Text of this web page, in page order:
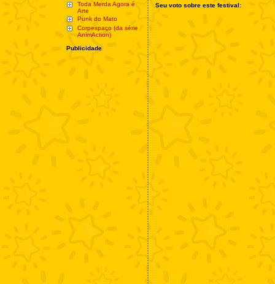
Toda Merda Agora é
Arte
Punk do Mato
Corpespaço (da série
AnimAction)
Publicidade
Seu voto sobre este festival: